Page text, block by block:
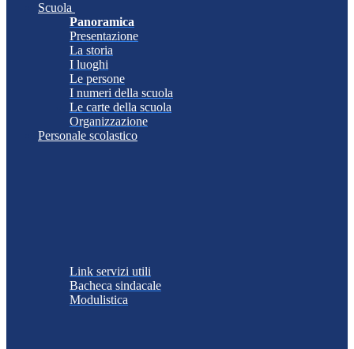
Scuola
Panoramica
Presentazione
La storia
I luoghi
Le persone
I numeri della scuola
Le carte della scuola
Organizzazione
Personale scolastico
Link servizi utili
Bacheca sindacale
Modulistica